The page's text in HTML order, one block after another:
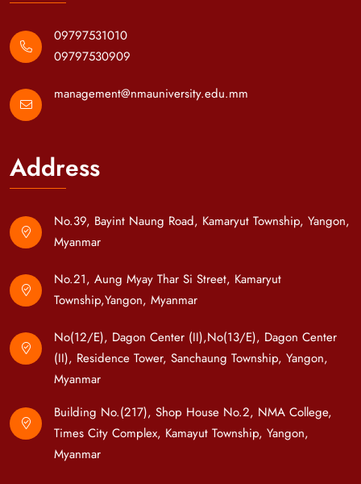
09797531010
09797530909
management@nmauniversity.edu.mm
Address
No.39, Bayint Naung Road, Kamaryut Township, Yangon,
Myanmar
No.21, Aung Myay Thar Si Street, Kamaryut
Township,Yangon, Myanmar
No(12/E), Dagon Center (II),No(13/E), Dagon Center
(II), Residence Tower, Sanchaung Township, Yangon,
Myanmar
Building No.(217), Shop House No.2, NMA College,
Times City Complex, Kamayut Township, Yangon,
Myanmar